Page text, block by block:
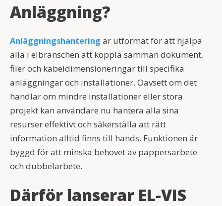
Anläggning?
Anläggningshantering är utformat för att hjälpa
alla i elbranschen att koppla samman dokument,
filer och kabeldimensioneringar till specifika
anläggningar och installationer. Oavsett om det
handlar om mindre installationer eller stora
projekt kan användare nu hantera alla sina
resurser effektivt och säkerställa att rätt
information alltid finns till hands. Funktionen är
byggd för att minska behovet av pappersarbete
och dubbelarbete.
Därför lanserar EL-VIS